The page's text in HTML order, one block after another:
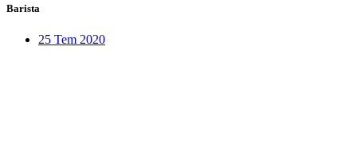
Barista
25 Tem 2020